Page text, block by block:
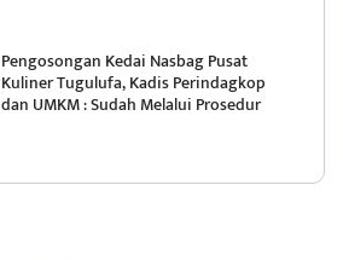
Pengosongan Kedai Nasbag Pusat
Kuliner Tugulufa, Kadis Perindagkop
dan UMKM : Sudah Melalui Prosedur